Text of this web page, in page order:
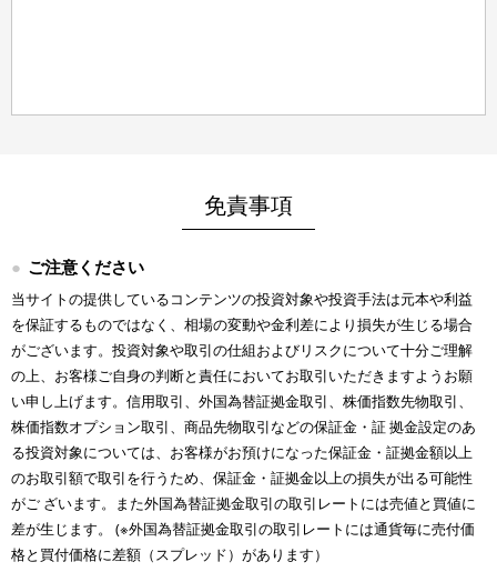
免責事項
ご注意ください
当サイトの提供しているコンテンツの投資対象や投資手法は元本や利益
を保証するものではなく、相場の変動や金利差により損失が生じる場合
がございます。投資対象や取引の仕組およびリスクについて十分ご理解
の上、お客様ご自身の判断と責任においてお取引いただきますようお願
い申し上げます。信用取引、外国為替証拠金取引、株価指数先物取引、
株価指数オプション取引、商品先物取引などの保証金・証 拠金設定のあ
る投資対象については、お客様がお預けになった保証金・証拠金額以上
のお取引額で取引を行うため、保証金・証拠金以上の損失が出る可能性
がご ざいます。また外国為替証拠金取引の取引レートには売値と買値に
差が生じます。 (※外国為替証拠金取引の取引レートには通貨毎に売付価
格と買付価格に差額（スプレッド）があります）